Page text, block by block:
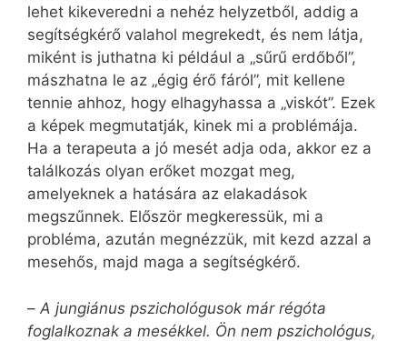
lehet kikeveredni a nehéz helyzetből, addig a
segítségkérő valahol megrekedt, és nem látja,
miként is juthatna ki például a „sűrű erdőből”,
mászhatna le az „égig érő fáról”, mit kellene
tennie ahhoz, hogy elhagyhassa a „viskót”. Ezek
a képek megmutatják, kinek mi a problémája.
Ha a terapeuta a jó mesét adja oda, akkor ez a
találkozás olyan erőket mozgat meg,
amelyeknek a hatására az elakadások
megszűnnek. Először megkeressük, mi a
probléma, azután megnézzük, mit kezd azzal a
mesehős, majd maga a segítségkérő.
– A jungiánus pszichológusok már régóta
foglalkoznak a mesékkel. Ön nem pszichológus,